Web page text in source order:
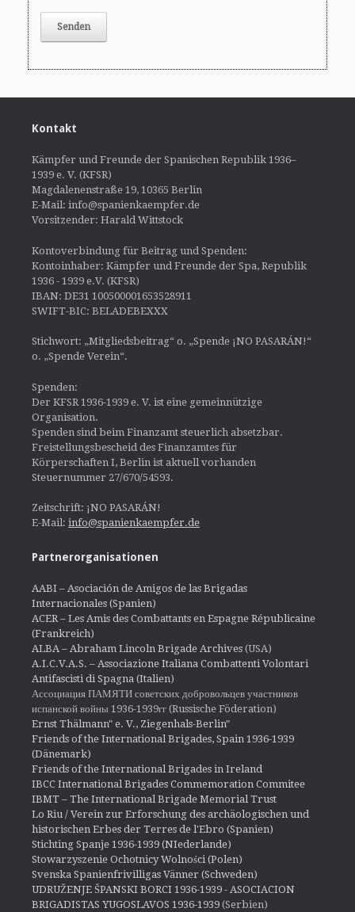
Kontakt
Kämpfer und Freunde der Spanischen Republik 1936–
1939 e. V. (KFSR)
Magdalenenstraße 19, 10365 Berlin
E-Mail: info@spanienkaempfer.de
Vorsitzender: Harald Wittstock
Kontoverbindung für Beitrag und Spenden:
Kontoinhaber: Kämpfer und Freunde der Spa, Republik
1936 - 1939 e.V. (KFSR)
IBAN: DE31 100500001653528911
SWIFT-BIC: BELADEBEXXX
Stichwort: „Mitgliedsbeitrag“ o. „Spende ¡NO PASARÁN!“
o. „Spende Verein“.
Spenden:
Der KFSR 1936-1939 e. V. ist eine gemeinnützige
Organisation.
Spenden sind beim Finanzamt steuerlich absetzbar.
Freistellungsbescheid des Finanzamtes für
Körperschaften I, Berlin ist aktuell vorhanden
Steuernummer 27/670/54593.
Zeitschrift: ¡NO PASARÁN!
E-Mail: info@spanienkaempfer.de
Partnerorganisationen
AABI – Asociación de Amigos de las Brigadas
Internacionales (Spanien)
ACER – Les Amis des Combattants en Espagne Républicaine
(Frankreich)
ALBA – Abraham Lincoln Brigade Archives (USA)
A.I.C.V.A.S. – Associazione Italiana Combattenti Volontari
Antifascisti di Spagna (Italien)
Ассоциация ПАМЯТИ советских добровольцев участников
испанской войны 1936-1939гг (Russische Föderation)
Ernst Thälmann" e. V., Ziegenhals-Berlin"
Friends of the International Brigades, Spain 1936-1939
(Dänemark)
Friends of the International Brigades in Ireland
IBCC International Brigades Commemoration Commitee
IBMT – The International Brigade Memorial Trust
Lo Riu / Verein zur Erforschung des archäologischen und
historischen Erbes der Terres de l'Ebro (Spanien)
Stichting Spanje 1936-1939 (NIederlande)
Stowarzyszenie Ochotnicy Wolności (Polen)
Svenska Spanienfrivilligas Vänner (Schweden)
UDRUŽENJE ŠPANSKI BORCI 1936-1939 - ASOCIACION
BRIGADISTAS YUGOSLAVOS 1936-1939 (Serbien)